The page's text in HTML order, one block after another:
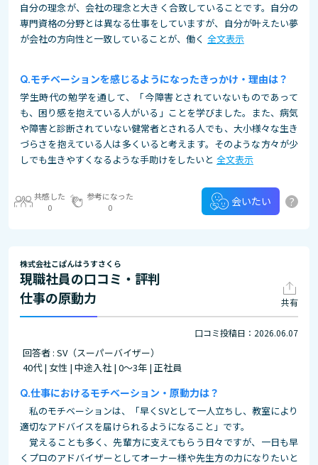
自分の理念が、会社の理念と大きく合致していることです。自分の
専門資格の分野とは異なる仕事をしていますが、自分が叶えたい夢
が会社の方向性と一致していることが、働く 全文表示
モチベーションを感じるようになったきっかけ・理由は？
学生時代の勉学を通して、「今障害とされていないものであって
も、困り感を抱えている人がいる」ことを学びました。また、病気
や障害と診断されていない健常者とされる人でも、大小様々な生き
づらさを抱えている人は多くいると考えます。そのような方々が少
しでも生きやすくなるような手助けをしたいと 全文表示
共感した
0
参考になった
0
会いたい ?
株式会社こぱんはうすさくら
現職社員の口コミ・評判
仕事の原動力
共有
口コミ投稿日：2026.06.07
回答者 : SV（スーパーバイザー）
40代 | 女性 | 中途入社 | 0～3年 | 正社員
仕事におけるモチベーション・原動力は？
私のモチベーションは、「早くSVとして一人立ちし、教室により
適切なアドバイスを届けられるようになること」です。
覚えることも多く、先輩方に支えてもらう日々ですが、一日も早
くプロのアドバイザーとしてオーナー様や先生方の力になりたいと